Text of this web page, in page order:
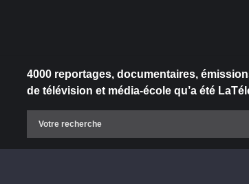
4000 reportages, documentaires,
de télévision et média-école qu’a été